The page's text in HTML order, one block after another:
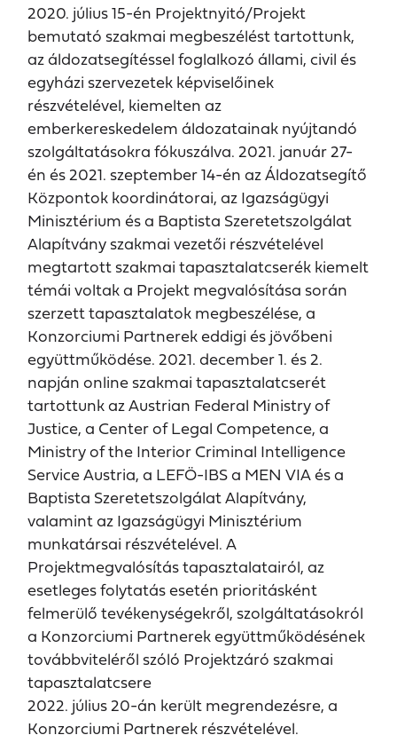
2020. július 15-én Projektnyitó/Projekt
bemutató szakmai megbeszélést tartottunk,
az áldozatsegítéssel foglalkozó állami, civil és
egyházi szervezetek képviselőinek
részvételével, kiemelten az
emberkereskedelem áldozatainak nyújtandó
szolgáltatásokra fókuszálva. 2021. január 27-
én és 2021. szeptember 14-én az Áldozatsegítő
Központok koordinátorai, az Igazságügyi
Minisztérium és a Baptista Szeretetszolgálat
Alapítvány szakmai vezetői részvételével
megtartott szakmai tapasztalatcserék kiemelt
témái voltak a Projekt megvalósítása során
szerzett tapasztalatok megbeszélése, a
Konzorciumi Partnerek eddigi és jövőbeni
együttműködése. 2021. december 1. és 2.
napján online szakmai tapasztalatcserét
tartottunk az Austrian Federal Ministry of
Justice, a Center of Legal Competence, a
Ministry of the Interior Criminal Intelligence
Service Austria, a LEFÖ-IBS a MEN VIA és a
Baptista Szeretetszolgálat Alapítvány,
valamint az Igazságügyi Minisztérium
munkatársai részvételével. A
Projektmegvalósítás tapasztalatairól, az
esetleges folytatás esetén prioritásként
felmerülő tevékenységekről, szolgáltatásokról
a Konzorciumi Partnerek együttműködésének
továbbviteléről szóló Projektzáró szakmai
tapasztalatcsere
2022. július 20-án került megrendezésre, a
Konzorciumi Partnerek részvételével.